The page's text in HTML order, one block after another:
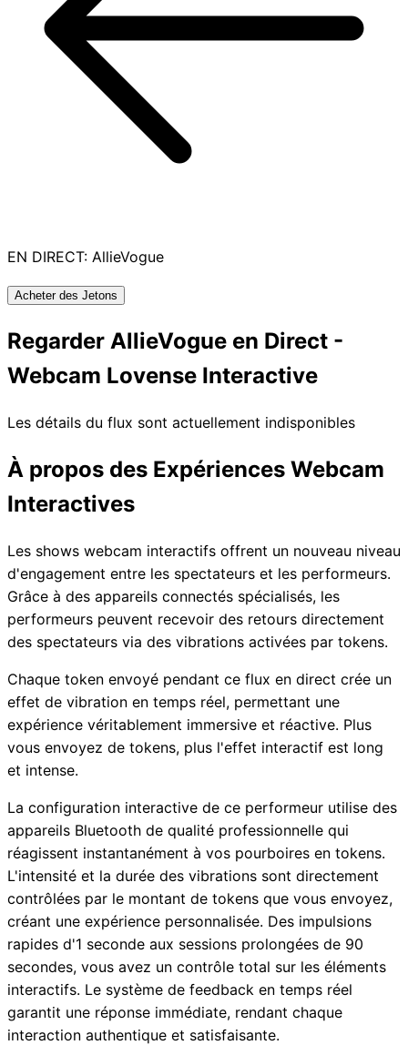
EN DIRECT: AllieVogue
Acheter des Jetons
Regarder AllieVogue en Direct -
Webcam Lovense Interactive
Les détails du flux sont actuellement indisponibles
À propos des Expériences Webcam
Interactives
Les shows webcam interactifs offrent un nouveau niveau
d'engagement entre les spectateurs et les performeurs.
Grâce à des appareils connectés spécialisés, les
performeurs peuvent recevoir des retours directement
des spectateurs via des vibrations activées par tokens.
Chaque token envoyé pendant ce flux en direct crée un
effet de vibration en temps réel, permettant une
expérience véritablement immersive et réactive. Plus
vous envoyez de tokens, plus l'effet interactif est long
et intense.
La configuration interactive de ce performeur utilise des
appareils Bluetooth de qualité professionnelle qui
réagissent instantanément à vos pourboires en tokens.
L'intensité et la durée des vibrations sont directement
contrôlées par le montant de tokens que vous envoyez,
créant une expérience personnalisée. Des impulsions
rapides d'1 seconde aux sessions prolongées de 90
secondes, vous avez un contrôle total sur les éléments
interactifs. Le système de feedback en temps réel
garantit une réponse immédiate, rendant chaque
interaction authentique et satisfaisante.